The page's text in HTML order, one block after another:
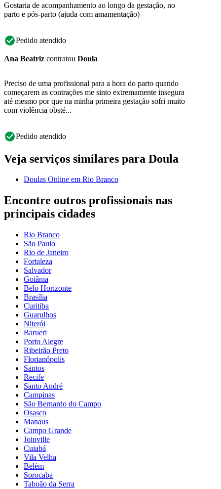
Gostaria de acompanhamento ao longo da gestação, no
parto e pós-parto (ajuda com amamentação)
Pedido atendido
Ana Beatriz contratou Doula
Preciso de uma profissional para a hora do parto quando
começarem as contrações me sinto extremamente insegura
até mesmo por que na minha primeira gestação sofri muito
com violência obsté...
Pedido atendido
Veja serviços similares para Doula
Doulas Online em Rio Branco
Encontre outros profissionais nas
principais cidades
Rio Branco
São Paulo
Rio de Janeiro
Fortaleza
Salvador
Goiânia
Belo Horizonte
Brasília
Curitiba
Guarulhos
Niterói
Barueri
Porto Alegre
Ribeirão Preto
Florianópolis
Santos
Recife
Santo André
Campinas
São Bernardo do Campo
Osasco
Manaus
Campo Grande
Joinville
Cuiabá
Vila Velha
Belém
Sorocaba
Taboão da Serra